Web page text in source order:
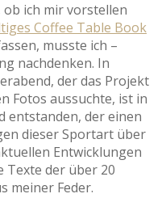
ob ich mir vorstellen
Coffee Table Book
musste ich –
nachdenken. In
der das Projekt
Fotos aussuchte, ist in
entstanden, der einen
dieser Sportart über
Entwicklungen
Texte der über 20
meiner Feder.